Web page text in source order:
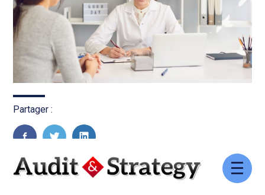
Aller
Partager :